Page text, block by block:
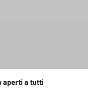
aperti a tutti